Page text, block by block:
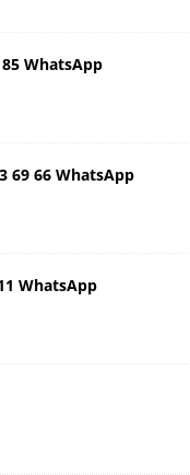
WhatsApp
69 66 WhatsApp
WhatsApp